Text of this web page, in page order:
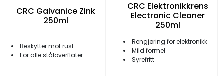
CRC Galvanice Zink
250ml
Beskytter mot rust
For alle ståloverflater
CRC Elektronikkrens
Electronic Cleaner
250ml
Rengjøring for elektronikk
Mild formel
Syrefritt